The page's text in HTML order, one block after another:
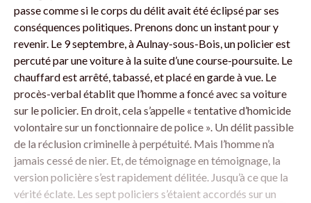
passe comme si le corps du délit avait été éclipsé par ses
conséquences politiques. Prenons donc un instant pour y
revenir. Le 9 septembre, à Aulnay-sous-Bois, un policier est
percuté par une voiture à la suite d’une course-poursuite. Le
chauffard est arrêté, tabassé, et placé en garde à vue. Le
procès-verbal établit que l’homme a foncé avec sa voiture
sur le policier. En droit, cela s’appelle « tentative d’homicide
volontaire sur un fonctionnaire de police ». Un délit passible
de la réclusion criminelle à perpétuité. Mais l’homme n’a
jamais cessé de nier. Et, de témoignage en témoignage, la
version policière s’est rapidement délitée. Jusqu’à ce que la
vérité éclate. Les sept policiers s’étaient accordés sur un